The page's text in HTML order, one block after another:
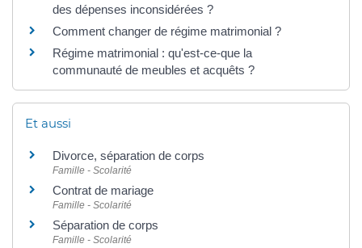
des dépenses inconsidérées ?
Comment changer de régime matrimonial ?
Régime matrimonial : qu'est-ce-que la
communauté de meubles et acquêts ?
Et aussi
Divorce, séparation de corps
Famille - Scolarité
Contrat de mariage
Famille - Scolarité
Séparation de corps
Famille - Scolarité